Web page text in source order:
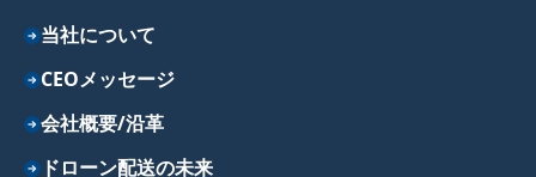
当社について
CEOメッセージ
会社概要/沿革
ドローン配送の未来